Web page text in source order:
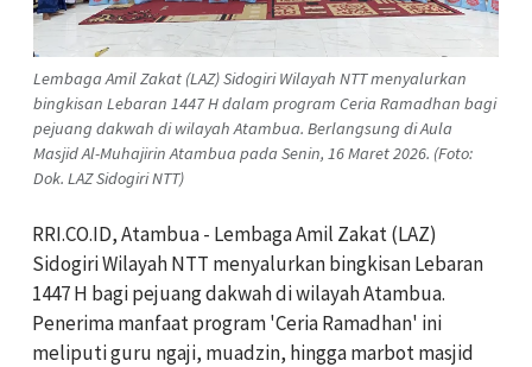
Lembaga Amil Zakat (LAZ) Sidogiri Wilayah NTT menyalurkan
bingkisan Lebaran 1447 H dalam program Ceria Ramadhan bagi
pejuang dakwah di wilayah Atambua. Berlangsung di Aula
Masjid Al-Muhajirin Atambua pada Senin, 16 Maret 2026. (Foto:
Dok. LAZ Sidogiri NTT)
RRI.CO.ID, Atambua - Lembaga Amil Zakat (LAZ)
Sidogiri Wilayah NTT menyalurkan bingkisan Lebaran
1447 H bagi pejuang dakwah di wilayah Atambua.
Penerima manfaat program 'Ceria Ramadhan' ini
meliputi guru ngaji, muadzin, hingga marbot masjid